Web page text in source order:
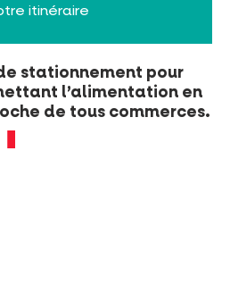
en ligne
stationnement pour
l’alimentation en
de tous commerces.
itinéraire